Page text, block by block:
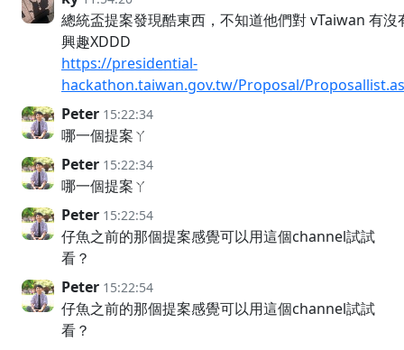
總統盃提案發現酷東西，不知道他們對 vTaiwan 有沒
興趣XDDD
https://presidential-
hackathon.taiwan.gov.tw/Proposal/
Peter 15:22:34
哪一個提案ㄚ
Peter 15:22:34
哪一個提案ㄚ
Peter 15:22:54
仔魚之前的那個提案感覺可以用這個channel試試
看？
Peter 15:22:54
仔魚之前的那個提案感覺可以用這個channel試試
看？